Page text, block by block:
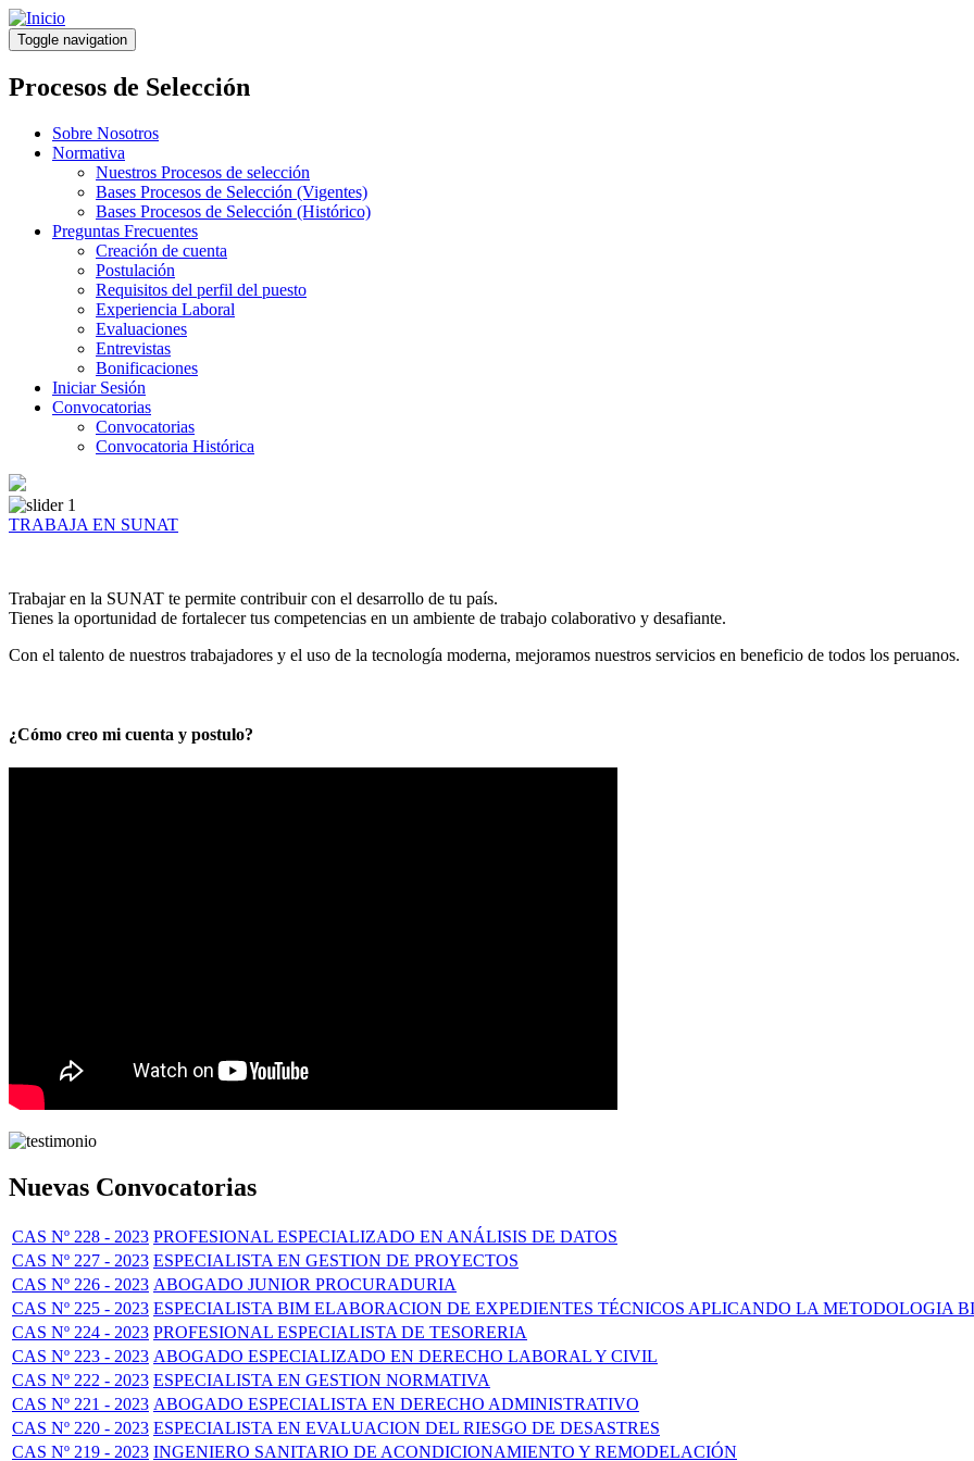
Pasar
al
contenido
principal
Toggle navigation
Procesos de Selección
Sobre Nosotros
Normativa
Nuestros Procesos de selección
Bases Procesos de Selección (Vigentes)
Bases Procesos de Selección (Histórico)
Preguntas Frecuentes
Creación de cuenta
Postulación
Requisitos del perfil del puesto
Experiencia Laboral
Evaluaciones
Entrevistas
Bonificaciones
Iniciar Sesión
Convocatorias
Convocatorias
Convocatoria Histórica
TRABAJA EN SUNAT
Trabajar en la SUNAT te permite contribuir con el desarrollo de tu país.
Tienes la oportunidad de fortalecer tus competencias en un ambiente de trabajo colaborativo y desafiante.
Con el talento de nuestros trabajadores y el uso de la tecnología moderna, mejoramos nuestros servicios en beneficio de todos los peruanos.
¿Cómo creo mi cuenta y postulo?
Nuevas Convocatorias
CAS Nº 228 - 2023 PROFESIONAL ESPECIALIZADO EN ANÁLISIS DE DATOS
CAS Nº 227 - 2023 ESPECIALISTA EN GESTION DE PROYECTOS
CAS Nº 226 - 2023 ABOGADO JUNIOR PROCURADURIA
CAS Nº 225 - 2023 ESPECIALISTA BIM ELABORACION DE EXPEDIENTES TÉCNICOS APLICANDO LA METODOLOGIA
CAS Nº 224 - 2023 PROFESIONAL ESPECIALISTA DE TESORERIA
CAS Nº 223 - 2023 ABOGADO ESPECIALIZADO EN DERECHO LABORAL Y CIVIL
CAS Nº 222 - 2023 ESPECIALISTA EN GESTION NORMATIVA
CAS Nº 221 - 2023 ABOGADO ESPECIALISTA EN DERECHO ADMINISTRATIVO
CAS Nº 220 - 2023 ESPECIALISTA EN EVALUACION DEL RIESGO DE DESASTRES
CAS Nº 219 - 2023 INGENIERO SANITARIO DE ACONDICIONAMIENTO Y REMODELACIÓN